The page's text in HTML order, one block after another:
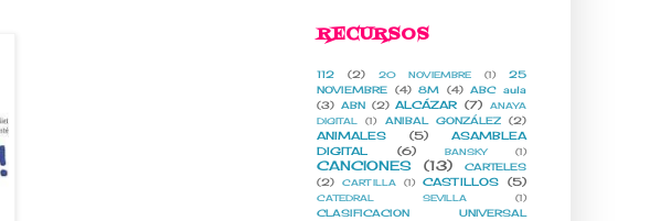
RECURSOS
112 (2) 20 NOVIEMBRE (1)
25
NOVIEMBRE
(4) 8M (4)
ABC aula
(3) ABN (2) ALCÁZAR (7)
ANAYA
DIGITAL
(1) ANIBAL GONZÁLEZ (2)
ANIMALES (5)
ASAMBLEA
DIGITAL
(6) BANSKY (1)
CANCIONES (13)
CARTELES
(2)
CARTILLA (1) CASTILLOS (5)
CATEDRAL SEVILLA (1)
CLASIFICACION UNIVERSAL